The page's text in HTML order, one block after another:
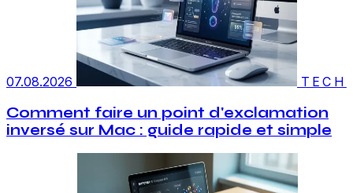
07.08.2026 TECH
Comment faire un point d'exclamation
inversé sur Mac : guide rapide et simple